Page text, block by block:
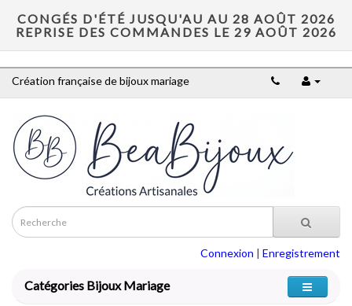
CONGÉS D'ÉTÉ JUSQU'AU AU 28 AOÛT 2026
REPRISE DES COMMANDES LE 29 AOÛT 2026
Création française de bijoux mariage
Connexion | Enregistrement
Catégories Bijoux Mariage